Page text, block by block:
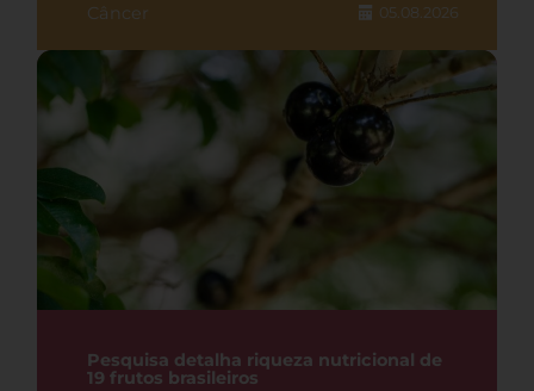
Câncer 05.08.2026
Pesquisa detalha riqueza nutricional de
19 frutos brasileiros